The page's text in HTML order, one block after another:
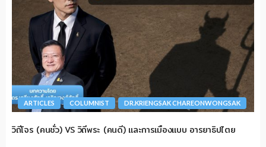
ARTICLES COLUMNIST DR.KRIENGSAK CHAREONWONGSAK
วิถีโจร (คนชั่ว) VS วิถีพระ (คนดี) และการเมืองแบบ อารยาธิปไตย